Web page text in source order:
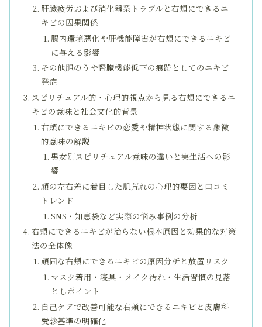
肝臓疲労および消化器系トラブルと右頬にできるニ
キビの因果関係
腸内環境悪化や肝機能障害が右頬にできるニキビ
に与える影響
その他胆のうや腎臓機能低下の痕跡としてのニキビ
発症
スピリチュアル的・心理的視点から見る右頬にできるニ
キビの意味と社会文化的背景
右頬にできるニキビの恋愛や精神状態に関する象徴
的意味の解説
男女別スピリチュアル意味の違いと実生活への影
響
顔の左右差に着目した肌荒れの心理的要因と口コミ
トレンド
SNS・知恵袋など実際の悩み事例の分析
右頬にできるニキビが治らない根本原因と効果的な対策
法の全体像
頑固な右頬にできるニキビの原因分析と放置リスク
マスク着用・寝具・メイク汚れ・生活習慣の見落
としポイント
自己ケアで改善可能な右頬にできるニキビと皮膚科
受診基準の明確化